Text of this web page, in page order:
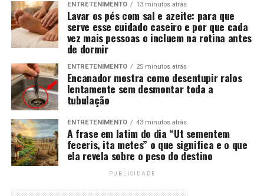
ENTRETENIMENTO 13 minutos atrás
Lavar os pés com sal e azeite: para que
serve esse cuidado caseiro e por que cada
vez mais pessoas o incluem na rotina antes
de dormir
ENTRETENIMENTO 25 minutos atrás
Encanador mostra como desentupir ralos
lentamente sem desmontar toda a
tubulação
ENTRETENIMENTO 43 minutos atrás
A frase em latim do dia “Ut sementem
feceris, ita metes” o que significa e o que
ela revela sobre o peso do destino
PUBLICIDADE